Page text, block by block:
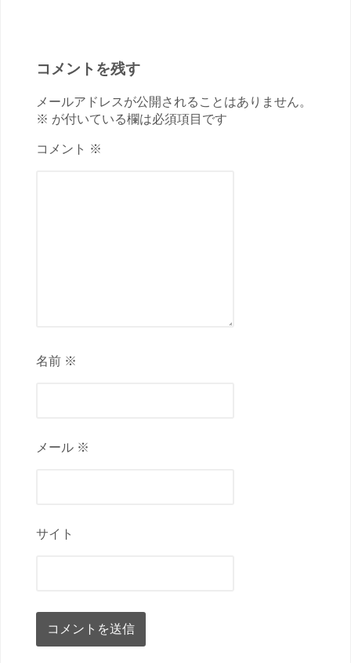
コメントを残す
メールアドレスが公開されることはありません。
※ が付いている欄は必須項目です
コメント ※
名前 ※
メール ※
サイト